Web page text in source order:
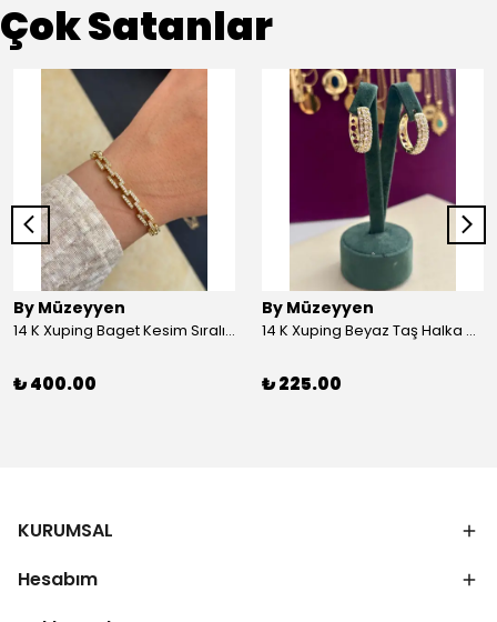
Çok Satanlar
By Müzeyyen
14 K Xuping Baget Kesim Sıralı Bileklik
₺ 400.00
By Müzeyyen
14 K Xuping Beyaz Taş Halka Küpe
₺ 225.00
KURUMSAL
Hesabım